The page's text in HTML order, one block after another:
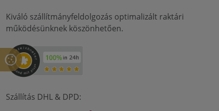
Kiváló szállítmányfeldolgozás optimalizált raktári
működésünknek köszönhetően.
Szállítás DHL & DPD: